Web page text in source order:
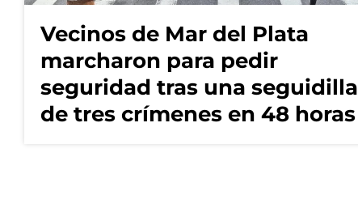
Vecinos de Mar del Plata
marcharon para pedir
seguridad tras una seguidilla
de tres crímenes en 48 horas